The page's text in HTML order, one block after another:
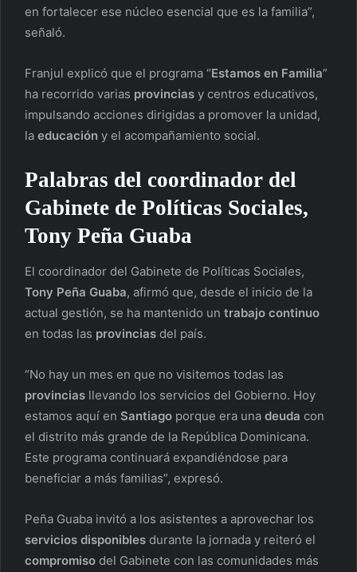
en fortalecer ese núcleo esencial que es la familia”,
señaló.
Franjul explicó que el programa “Estamos en Familia”
ha recorrido varias provincias y centros educativos,
impulsando acciones dirigidas a promover la unidad,
la educación y el acompañamiento social.
Palabras del coordinador del
Gabinete de Políticas Sociales,
Tony Peña Guaba
El coordinador del Gabinete de Políticas Sociales,
Tony Peña Guaba, afirmó que, desde el inicio de la
actual gestión, se ha mantenido un trabajo continuo
en todas las provincias del país.
“No hay un mes en que no visitemos todas las
provincias llevando los servicios del Gobierno. Hoy
estamos aquí en Santiago porque era una deuda con
el distrito más grande de la República Dominicana.
Este programa continuará expandiéndose para
beneficiar a más familias”, expresó.
Peña Guaba invitó a los asistentes a aprovechar los
servicios disponibles durante la jornada y reiteró el
compromiso del Gabinete con las comunidades más